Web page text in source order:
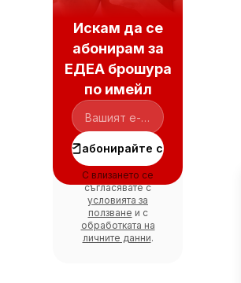
Искам да се
абонирам за
ЕДЕА брошура
по имейл
абонирайте се
С влизането се
съгласявате с
условията за
ползване и с
обработката на
личните данни.